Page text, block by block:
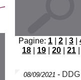
Pagine: 1 | 2 | 3 |
18 | 19 | 20 | 21 |
08/09/2021 -